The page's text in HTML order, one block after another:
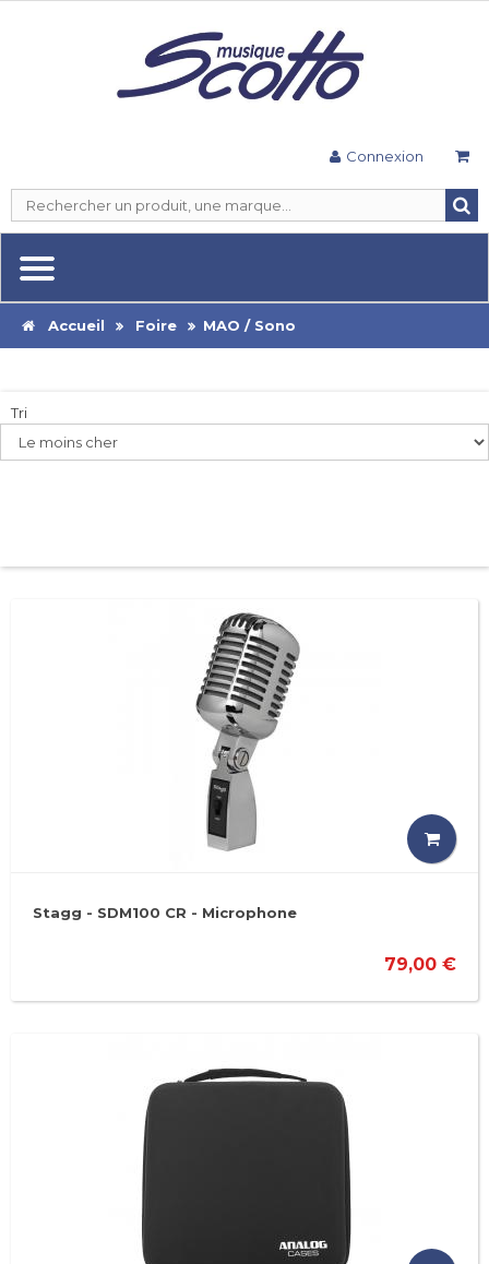
Connexion
Accueil Foire MAO / Sono
Tri
Stagg - SDM100 CR - Microphone
79,00 €